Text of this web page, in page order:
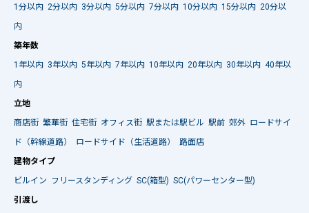
1分以内 2分以内 3分以内 5分以内 7分以内 10分以内 15分以内 20分以
内
築年数
1年以内 3年以内 5年以内 7年以内 10年以内 20年以内 30年以内 40年以
内
立地
商店街 繁華街 住宅街 オフィス街 駅または駅ビル 駅前 郊外 ロードサイ
ド（幹線道路）
ロードサイド（生活道路）
路面店
建物タイプ
ビルイン フリースタンディング SC(箱型) SC(パワーセンター型)
引渡し